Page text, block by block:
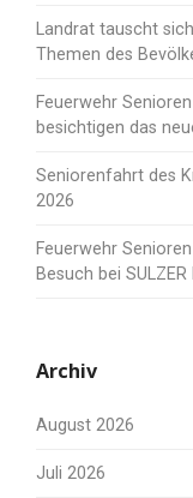
Landrat tauscht
Themen des
Feuerwehr
besichtigen das
Seniorenfahrt des
2026
Feuerwehr
Besuch bei
Archiv
August 2026
Juli 2026